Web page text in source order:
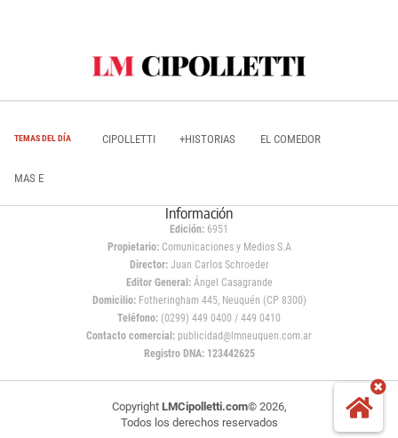
TEMAS DEL DÍA CIPOLLETTI +HISTORIAS EL COMEDOR
MAS E
Información
Edición: 6951
Propietario:Comunicaciones y Medios S.A
Director: Juan Carlos Schroeder
Editor General:Ángel Casagrande
Domicilio:Fotheringham 445, Neuquén (CP 8300)
Teléfono: (0299) 449 0400 / 449 0410
Contacto comercial: publicidad@lmneuquen.com.ar
Registro DNA: 123442625
Copyright LMCipolletti.com© 2026,
Todos los derechos reservados